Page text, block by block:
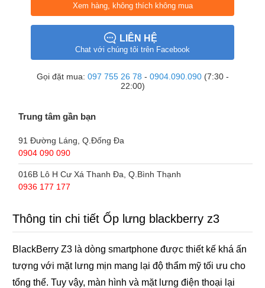
Xem hàng, không thích không mua
LIÊN HỆ
Chat với chúng tôi trên Facebook
Gọi đặt mua: 097 755 26 78 - 0904.090.090(7:30 -
22:00)
Trung tâm gần bạn
91 Đường Láng, Q.Đống Đa
0904 090 090
016B Lô H Cư Xá Thanh Đa, Q.Bình Thạnh
0936 177 177
Thông tin chi tiết Ốp lưng blackberry z3
BlackBerry Z3 là dòng smartphone được thiết kế khá ấn
tượng với mặt lưng mịn mang lại độ thẩm mỹ tối ưu cho
tổng thể. Tuy vậy, màn hình và mặt lưng điện thoại lại